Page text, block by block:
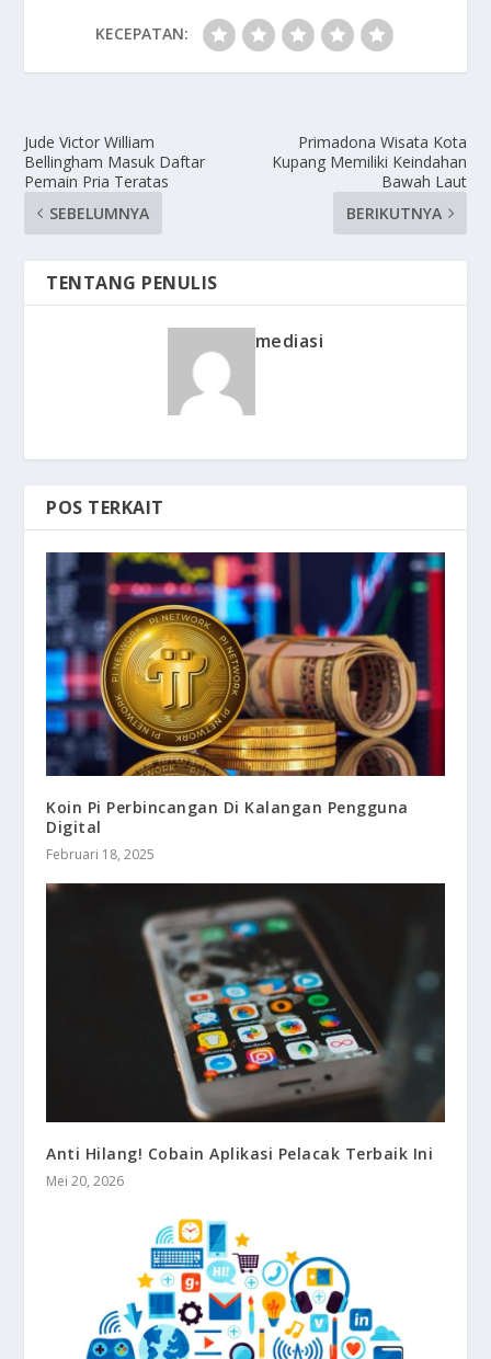
KECEPATAN:
Jude Victor William
Bellingham Masuk Daftar
Pemain Pria Teratas
SEBELUMNYA
Primadona Wisata Kota
Kupang Memiliki Keindahan
Bawah Laut
BERIKUTNYA
TENTANG PENULIS
mediasi
POS TERKAIT
Koin Pi Perbincangan Di Kalangan Pengguna
Digital
Februari 18, 2025
Anti Hilang! Cobain Aplikasi Pelacak Terbaik Ini
Mei 20, 2026